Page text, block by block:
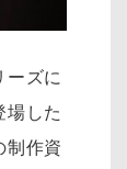
ーズに
場した
制作資